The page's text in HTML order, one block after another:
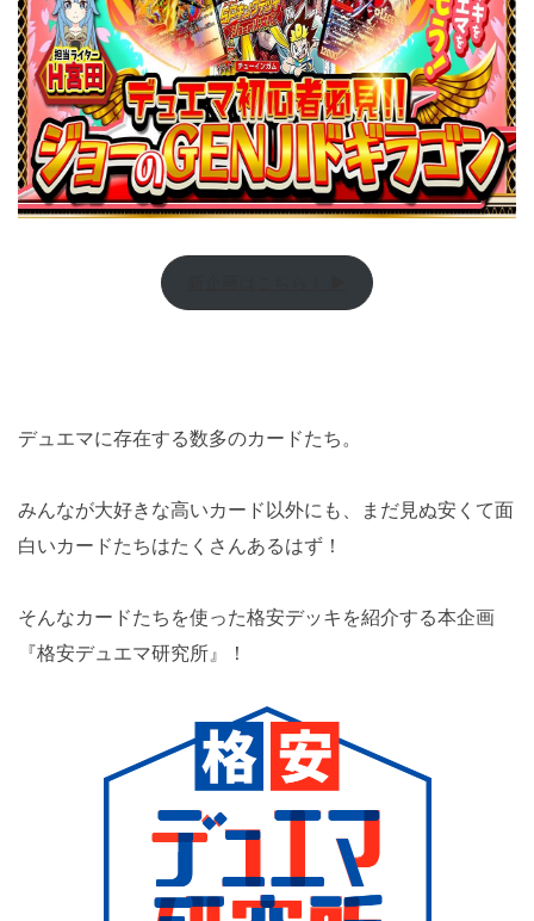
デュエマに存在する数多のカードたち。
みんなが大好きな高いカード以外にも、まだ見ぬ安くて面
白いカードたちはたくさんあるはず！
そんなカードたちを使った格安デッキを紹介する本企画
『格安デュエマ研究所』！